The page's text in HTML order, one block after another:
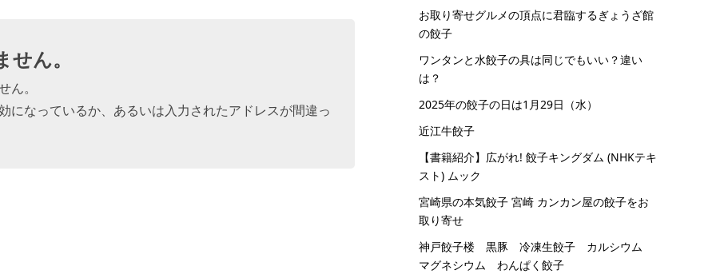
お取り寄せグルメの頂点に君臨するぎょうざ館
の餃子
ワンタンと水餃子の具は同じでもいい？違い
は？
2025年の餃子の日は1月29日（水）
近江牛餃子
【書籍紹介】広がれ! 餃子キングダム (NHKテキ
スト) ムック
宮崎県の本気餃子 宮崎 カンカン屋の餃子をお
取り寄せ
神戸餃子楼 黒豚 冷凍生餃子 カルシウム
マグネシウム わんぱく餃子